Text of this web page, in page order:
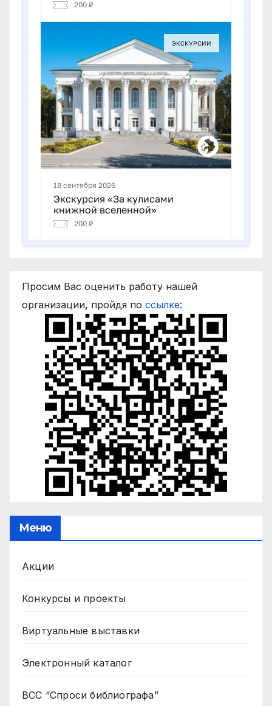
Просим Вас оценить работу нашей
организации, пройдя по ссылке:
Меню
Акции
Конкурсы и проекты
Виртуальные выставки
Электронный каталог
ВСС “Спроси библиографа”